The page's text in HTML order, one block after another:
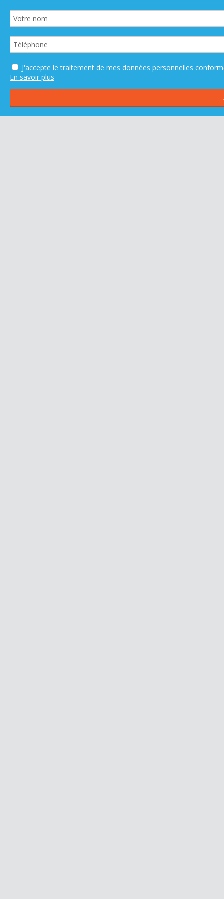
J'accepte le traitement de mes données personnelles
En savoir plus